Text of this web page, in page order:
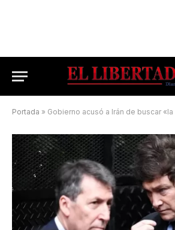
Portada » Gobierno acusó a Irán de buscar «la